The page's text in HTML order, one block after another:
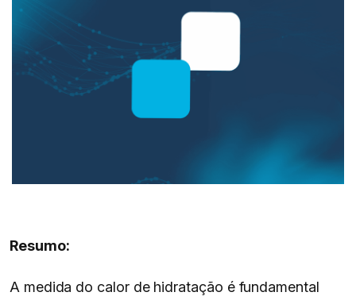
Resumo:
A medida do calor de hidratação é fundamental